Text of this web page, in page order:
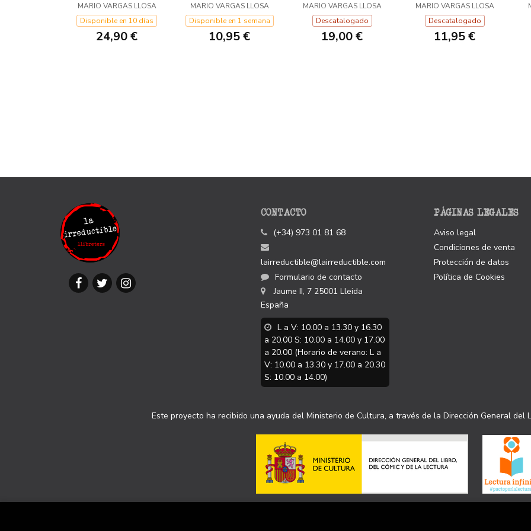
MARIO VARGAS LLOSA
Disponible en 10 días
24,90 €
MARIO VARGAS LLOSA
Disponible en 1 semana
10,95 €
MARIO VARGAS LLOSA
Descatalogado
19,00 €
MARIO VARGAS LLOSA
Descatalogado
11,95 €
CONTACTO
(+34) 973 01 81 68
lairreductible@lairreductible.com
Formulario de contacto
Jaume II, 7 25001 Lleida
España
L a V: 10.00 a 13.30 y 16.30
a 20.00 S: 10.00 a 14.00 y 17.00
a 20.00 (Horario de verano: L a
V: 10.00 a 13.30 y 17.00 a 20.30
S: 10.00 a 14.00)
PÁGINAS LEGALES
Aviso legal
Condiciones de venta
Protección de datos
Política de Cookies
Este proyecto ha recibido una ayuda del Ministerio de Cultura, a través de la Dirección General del